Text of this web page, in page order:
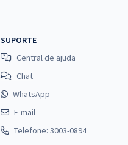
SUPORTE
Central de ajuda
Chat
WhatsApp
E-mail
Telefone: 3003-0894